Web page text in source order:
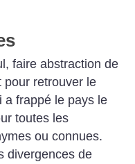
faire abstraction de
pour retrouver le
a frappé le pays le
toutes les
ou connues.
divergences de